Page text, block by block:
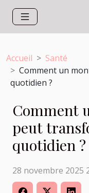
Accueil
Santé
Comment un
quotidien ?
Comment
peut
quotidien ?
28 novembre 2025